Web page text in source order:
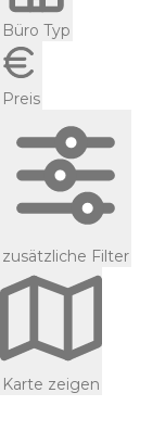
Büro Typ
Preis
zusätzliche Filter
Karte zeigen